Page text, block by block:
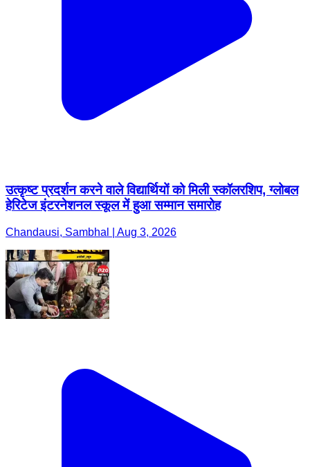
उत्कृष्ट प्रदर्शन करने वाले विद्यार्थियों को मिली स्कॉलरशिप, ग्लोबल
हेरिटेज इंटरनेशनल स्कूल में हुआ सम्मान समारोह
Chandausi, Sambhal | Aug 3, 2026